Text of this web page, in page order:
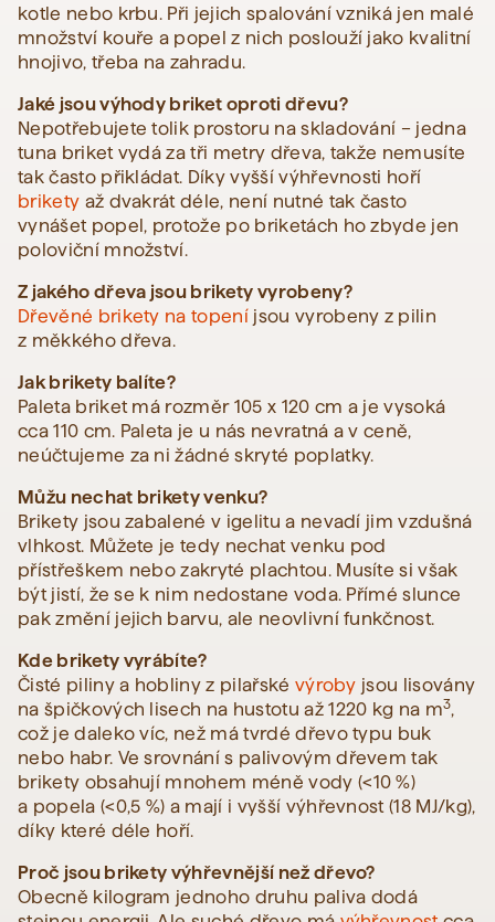
kotle nebo krbu. Při jejich spalování vzniká jen malé
množství kouře a popel z nich poslouží jako kvalitní
hnojivo, třeba na zahradu.
Jaké jsou výhody briket oproti dřevu?
Nepotřebujete tolik prostoru na skladování – jedna
tuna briket vydá za tři metry dřeva, takže nemusíte
tak často přikládat. Díky vyšší výhřevnosti hoří
brikety až dvakrát déle, není nutné tak často
vynášet popel, protože po briketách ho zbyde jen
poloviční množství.
Z jakého dřeva jsou brikety vyrobeny?
Dřevěné brikety na topení jsou vyrobeny z pilin
z měkkého dřeva.
Jak brikety balíte?
Paleta briket má rozměr 105 x 120 cm a je vysoká
cca 110 cm. Paleta je u nás nevratná a v ceně,
neúčtujeme za ni žádné skryté poplatky.
Můžu nechat brikety venku?
Brikety jsou zabalené v igelitu a nevadí jim vzdušná
vlhkost. Můžete je tedy nechat venku pod
přístřeškem nebo zakryté plachtou. Musíte si však
být jistí, že se k nim nedostane voda. Přímé slunce
pak změní jejich barvu, ale neovlivní funkčnost.
Kde brikety vyrábíte?
Čisté piliny a hobliny z pilařské výroby jsou lisovány
na špičkových lisech na hustotu až 1220 kg na m3,
což je daleko víc, než má tvrdé dřevo typu buk
nebo habr. Ve srovnání s palivovým dřevem tak
brikety obsahují mnohem méně vody (<10 %)
a popela (<0,5 %) a mají i vyšší výhřevnost (18 MJ/kg),
díky které déle hoří.
Proč jsou brikety výhřevnější než dřevo?
Obecně kilogram jednoho druhu paliva dodá